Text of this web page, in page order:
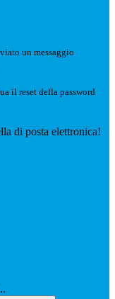
un messaggio
il reset della password
di posta elettronica!